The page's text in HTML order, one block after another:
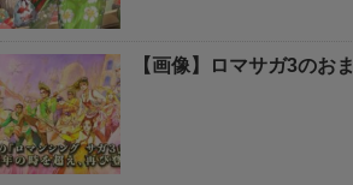
【画像】ロマサガ3のお